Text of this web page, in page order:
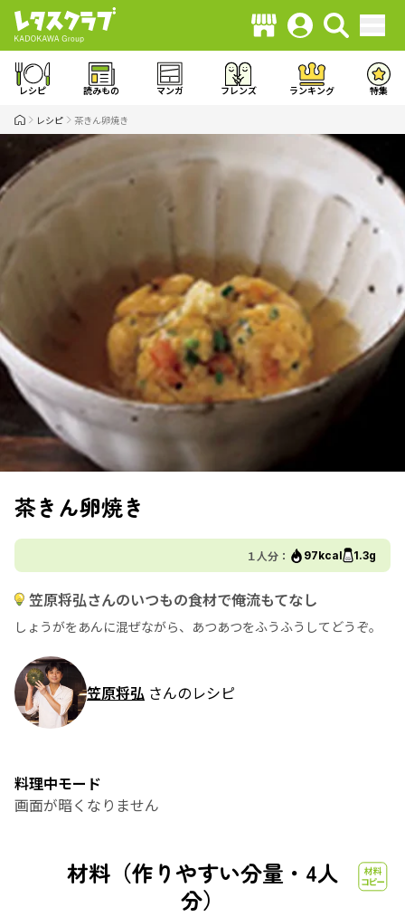
レシピ 読みもの マンガ フレンズ ランキング 特集
レシピ 茶きん卵焼き
茶きん卵焼き
１人分： 97kcal 1.3g
笠原将弘さんのいつもの食材で俺流もてなし
しょうがをあんに混ぜながら、あつあつをふうふうしてどうぞ。
笠原将弘 さんのレシピ
料理中モード
画面が暗くなりません
材料（作りやすい分量・4人
分）